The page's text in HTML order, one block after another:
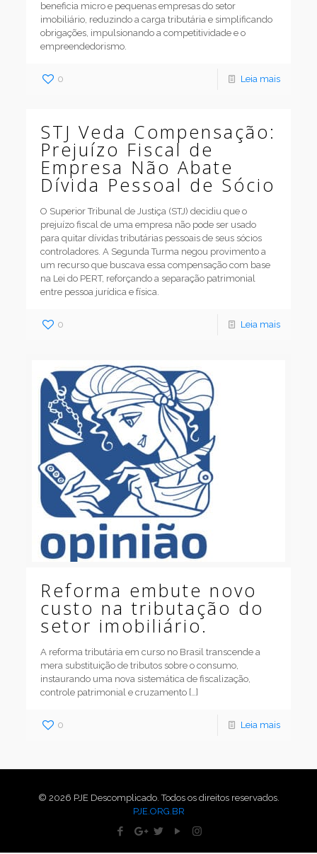
beneficia micro e pequenas empresas do setor
imobiliário, reduzindo a carga tributária e simplificando
obrigações, impulsionando a competitividade e o
empreendedorismo.
0 Leia mais
STJ Veda Compensação:
Prejuízo Fiscal de
Empresa Não Abate
Dívida Pessoal de Sócio
O Superior Tribunal de Justiça (STJ) decidiu que o
prejuízo fiscal de uma empresa não pode ser usado
para quitar dívidas tributárias pessoais de seus sócios
controladores. A Segunda Turma negou provimento a
um recurso que buscava essa compensação com base
na Lei do PERT, reforçando a separação patrimonial
entre pessoa jurídica e física.
0 Leia mais
Reforma embute novo
custo na tributação do
setor imobiliário.
A reforma tributária em curso no Brasil transcende a
mera substituição de tributos sobre o consumo,
instaurando uma nova sistemática de fiscalização,
controle patrimonial e cruzamento […]
0 Leia mais
© 2026 PJE Descomplicado. Todos os direitos reservados.
PJE.ORG.BR